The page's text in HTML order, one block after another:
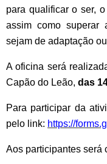
para qualificar o ser,
assim como superar
sejam de adaptação ou
A oficina será
Capão do Leão, das
Para participar da
pelo link: https://
Aos participantes será